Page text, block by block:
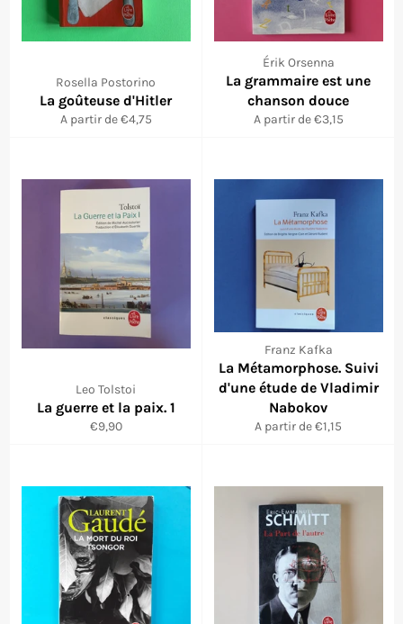
Rosella Postorino
La goûteuse d'Hitler
A partir de €4,75
Érik Orsenna
La grammaire est une
chanson douce
A partir de €3,15
Leo Tolstoi
La guerre et la paix. 1
Prix
€9,90
Franz Kafka
La Métamorphose. Suivi
d'une étude de Vladimir
Nabokov
A partir de €1,15